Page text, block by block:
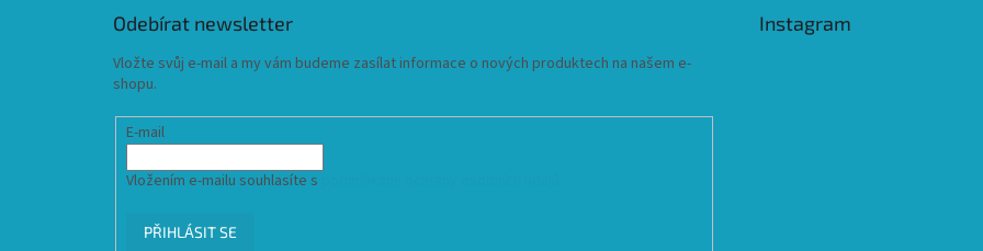
Odebírat newsletter
Vložte svůj e-mail a my vám budeme zasílat informace o nových produktech na našem e-
shopu.
E-mail
Vložením e-mailu souhlasíte s
PŘIHLÁSIT SE
Instagram